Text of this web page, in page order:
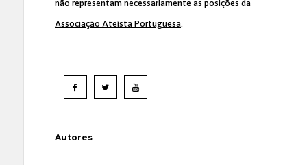
não representam necessariamente as posições da
Associação Ateísta Portuguesa.
Autores